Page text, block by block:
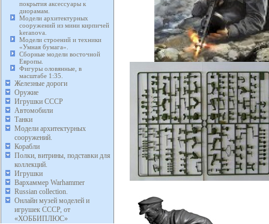
покрытия аксессуары к
диорамам.
Модели архитектурных
сооружений из мини кирпичей
keranova.
Модели строений и техники
«Умная бумага».
Сборные модели восточной
Европы.
Фигуры оловянные, в
масштабе 1:35.
Железные дороги
Оружие
Игрушки СССР
Автомобили
Танки
Модели архитектурных
сооружений.
Корабли
Полки, витрины, подставки для
коллекций.
Игрушки
Вархаммер Warhammer
Russian collection.
Онлайн музей моделей и
игрушек СССР, от
«ХОББИПЛЮС»